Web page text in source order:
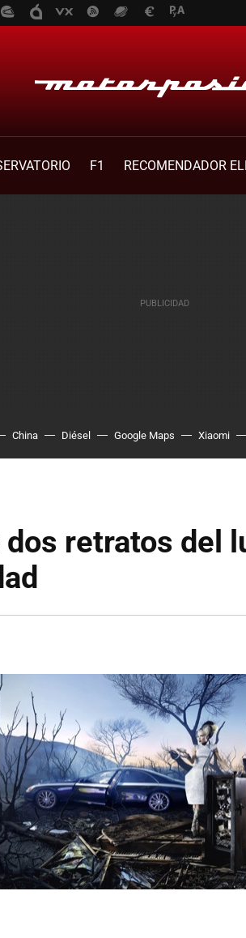
F1
RECOMENDADOR
China Diésel Google Maps Xiaomi
retratos del